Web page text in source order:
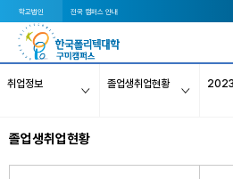
학교법인 전국 캠퍼스 안내
취업정보 졸업생취업현황
졸업생취업현황